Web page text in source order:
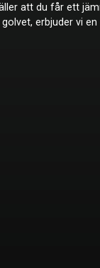
att du får ett
erbjuder vi